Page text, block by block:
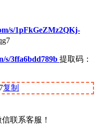
s/1pFkGeZMz2QKj-
s/3ffa6bdd789b 提取码：
复制
联系客服！